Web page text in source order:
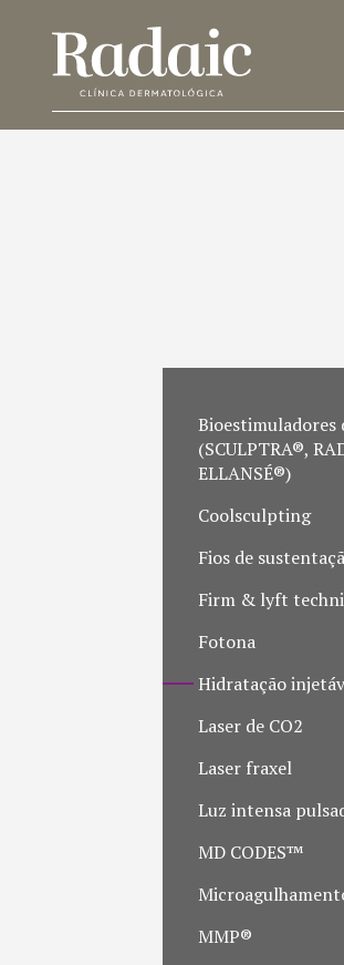
Bioestimuladores
(SCULPTRA®,
ELLANSÉ®)
Coolsculpting
Fios de
Firm & lyft
Fotona
Hidratação
Laser de CO2
Laser fraxel
Luz intensa
MD CODES™
MMP®